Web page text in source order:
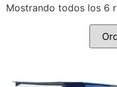
Mostrando todos los 6